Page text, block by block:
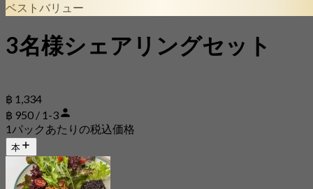
ベストバリュー
3名様シェアリングセット
฿ 1,334
฿ 950 / 1-3
1パックあたりの税込価格
本